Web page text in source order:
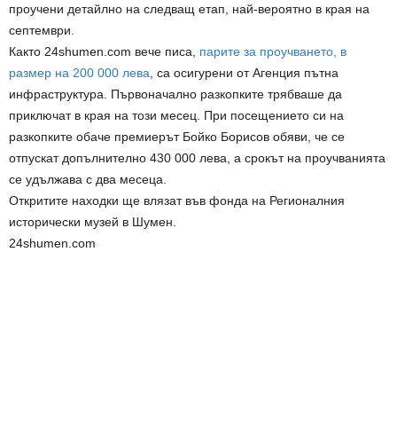
проучени детайлно на следващ етап, най-вероятно в края на
септември.
Както 24shumen.com вече писа, парите за проучването, в
размер на 200 000 лева , са осигурени от Агенция пътна
инфраструктура. Първоначално разкопките трябваше да
приключат в края на този месец. При посещението си на
разкопките обаче премиерът Бойко Борисов обяви, че се
отпускат допълнително 430 000 лева, а срокът на проучванията
се удължава с два месеца.
Откритите находки ще влязат във фонда на Регионалния
исторически музей в Шумен.
24shumen.com